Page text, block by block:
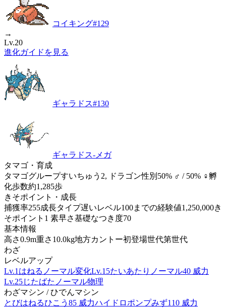
コイキング#129
→
Lv.20
進化ガイドを見る
ギャラドス#130
ギャラドス-メガ
タマゴ・育成
タマゴグループすいちゅう2, ドラゴン性別 50% ♂ / 50% ♀ 孵
化歩数約1,285歩
きそポイント・成長
捕獲率255成長タイプ遅いレベル100までの経験値1,250,000き
そポイント 1 素早さ基礎なつき度70
基本情報
高さ0.9m重さ 10.0kg地方カントー初登場世代第世代
わざ
レベルアップ
Lv.1 はねる ノーマル変化Lv.15たいあたり ノーマル40 威力
Lv.25じたばた ノーマル物理
わざマシン / ひでんマシン
とびはねるひこう 85 威力ハイドロポンプみず110 威力